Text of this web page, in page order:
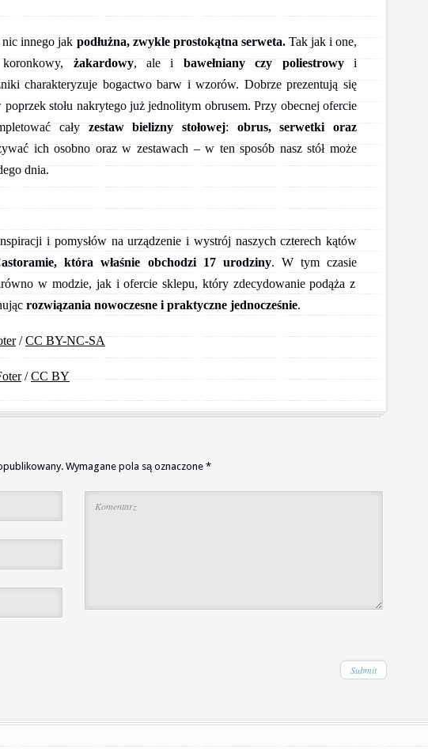
innego jak podłużna, zwykle prostokątna serweta.Tak jak i one,
żakardowy, ale i bawełniany czy poliestrowyi
charakteryzuje bogactwo barw i wzorów. Dobrze prezentują się
poprzek stołu nakrytego już jednolitym obrusem. Przy obecnej ofercie
cały zestaw bielizny stołowej: obrus, serwetki oraz
ich osobno oraz w zestawach – w ten sposób nasz stół może
dnia.
i pomysłów na urządzenie i wystrój naszych czterech kątów
która właśnie obchodzi 17 urodziny. W tym czasie
w modzie, jak i ofercie sklepu, który zdecydowanie podąża z
rozwiązania nowoczesne i praktyczne jednocześnie.
/CC BY-NC-SA
/CC BY
Wymagane pola są oznaczone *